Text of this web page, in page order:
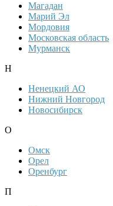
Магадан
Марий Эл
Мордовия
Московская область
Мурманск
Н
Ненецкий АО
Нижний Новгород
Новосибирск
О
Омск
Орел
Оренбург
П